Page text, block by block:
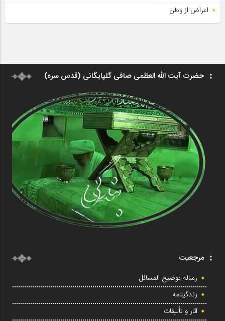
اعراض از وطن
حضرت آیت الله العظمی صافی گلپایگانی (قدس سره)
مرجعیت
رساله توضیح المسائل
زندگینامه
آثار و تألیفات